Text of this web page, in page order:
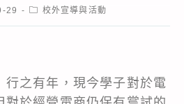
29
Post校外宣導與活動
行之有年，現今學子對於電